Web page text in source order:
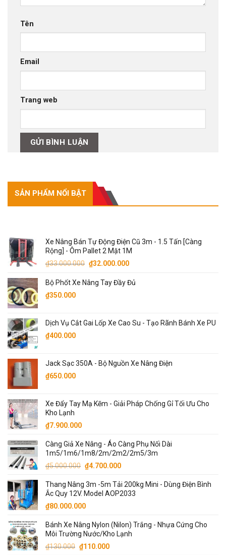
Tên
Email
Trang web
SẢN PHẨM NỔI BẬT
Xe Nâng Bán Tự Động Điện Cũ 3m - 1.5 Tấn [Càng
Rộng] - Ôm Pallet 2 Mặt 1M
₫33.000.000 Giá
là:
₫32.000.000Giá
tại
Bộ Phốt Xe Nâng Tay Đầy Đủ
₫350.000
Dịch Vụ Cắt Gai Lốp Xe Cao Su - Tạo Rãnh Bánh Xe PU
₫400.000
Jack Sạc 350A - Bộ Nguồn Xe Nâng Điện
₫650.000
Xe Đẩy Tay Mạ Kẽm - Giải Pháp Chống Gỉ Tối Ưu Cho
Kho Lạnh
₫7.900.000
Càng Giả Xe Nâng - Áo Càng Phụ Nối Dài
1m5/1m6/1m8/2m/2m2/2m5/3m
₫5.000.000 Giá
là:
₫5.000.000.
₫4.700.000Giá
tại
là:
Thang Nâng 3m -5m Tải 200kg Mini - Dùng Điện Bình
Ắc Quy 12V. Model AOP2033
₫80.000.000
Bánh Xe Nâng Nylon (Nilon) Trắng - Nhựa Cứng Cho
Môi Trường Nước/Kho Lạnh
₫130.000 Giá
₫110.000Giá